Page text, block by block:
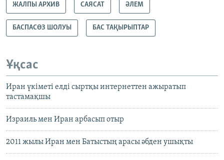
ЖАЛПЫ АРХИВ САЯСАТ ӘЛЕМ
БАСПАСӨЗ ШОЛУЫ БАС ТАҚЫРЫПТАР
Ұқсас
Иран үкіметі елді сыртқы интернеттен ажыратып
тастамақшы
Израиль мен Иран арбасып отыр
2011 жылы Иран мен Батыстың арасы әбден ушықты